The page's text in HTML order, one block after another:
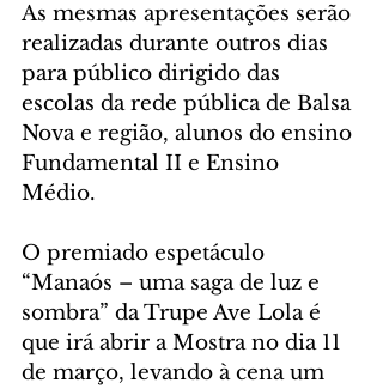
As mesmas apresentações serão
realizadas durante outros dias
para público dirigido das
escolas da rede pública de Balsa
Nova e região, alunos do ensino
Fundamental II e Ensino
Médio.
O premiado espetáculo
“Manaós – uma saga de luz e
sombra” da Trupe Ave Lola é
que irá abrir a Mostra no dia 11
de março, levando à cena um